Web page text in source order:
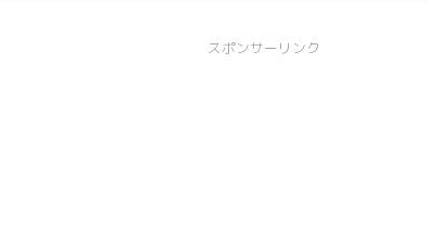
スポンサーリンク